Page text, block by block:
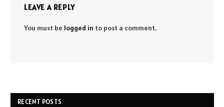
LEAVE A REPLY
You must be logged in to post a comment.
RECENT POSTS